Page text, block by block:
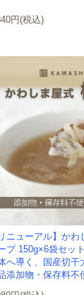
円(税込)
リニューアル】か
プ 150g×6袋セッ
へ導く、国産切干
添加物・保存料不